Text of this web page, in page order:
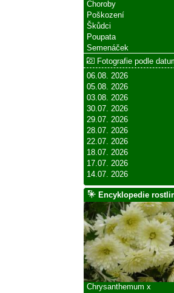
Choroby
Poškození
Škůdci
Poupata
Semenáček
Fotografie podle
06.08. 2026
05.08. 2026
03.08. 2026
30.07. 2026
29.07. 2026
28.07. 2026
22.07. 2026
18.07. 2026
17.07. 2026
14.07. 2026
Encyklopedie
Chrysanthemum x